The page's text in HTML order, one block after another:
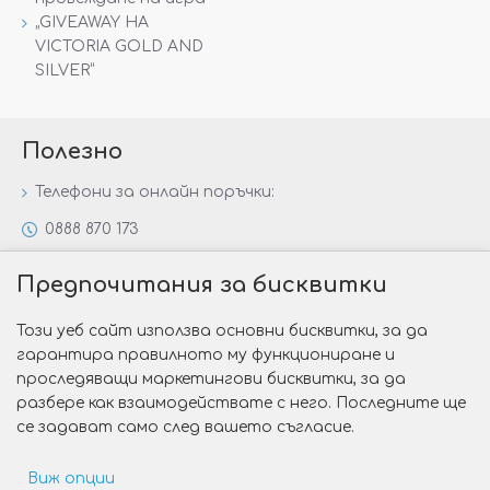
„GIVEAWAY НА
VICTORIA GOLD AND
SILVER“
Полезно
Телефони за онлайн поръчки:
0888 870 173
Специални предложения
Защо да изберете Victoria Gold&Silver?
Как да изберем годежен пръстен?
Предпочитания за бисквитки
Този уеб сайт използва основни бисквитки, за да
гарантира правилното му функциониране и
проследяващи маркетингови бисквитки, за да
разбере как взаимодействате с него. Последните ще
се задават само след вашето съгласие.
Виж опции